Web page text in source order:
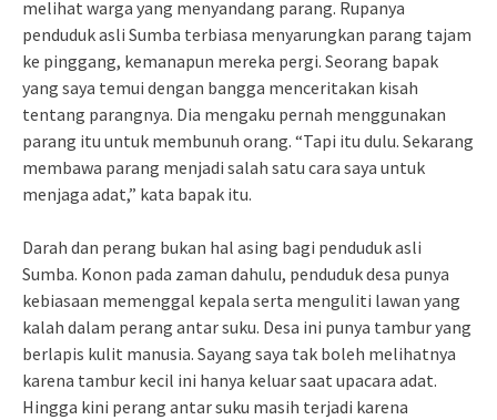
melihat warga yang menyandang parang. Rupanya
penduduk asli Sumba terbiasa menyarungkan parang tajam
ke pinggang, kemanapun mereka pergi. Seorang bapak
yang saya temui dengan bangga menceritakan kisah
tentang parangnya. Dia mengaku pernah menggunakan
parang itu untuk membunuh orang. “Tapi itu dulu. Sekarang
membawa parang menjadi salah satu cara saya untuk
menjaga adat,” kata bapak itu.
Darah dan perang bukan hal asing bagi penduduk asli
Sumba. Konon pada zaman dahulu, penduduk desa punya
kebiasaan memenggal kepala serta menguliti lawan yang
kalah dalam perang antar suku. Desa ini punya tambur yang
berlapis kulit manusia. Sayang saya tak boleh melihatnya
karena tambur kecil ini hanya keluar saat upacara adat.
Hingga kini perang antar suku masih terjadi karena